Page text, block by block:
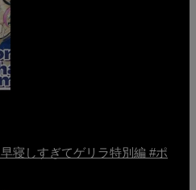
寝しすぎてゲリラ特別編 #ポ